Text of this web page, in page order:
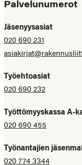
Palvelunumerot
Jäsenyysasiat
020 690 231
Työehtoasiat
020 690 232
Työttömyyskassa A-
020 690 455
Työnantajien
020 774 3344